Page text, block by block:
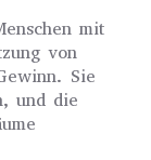
mit
von
Sie
und die